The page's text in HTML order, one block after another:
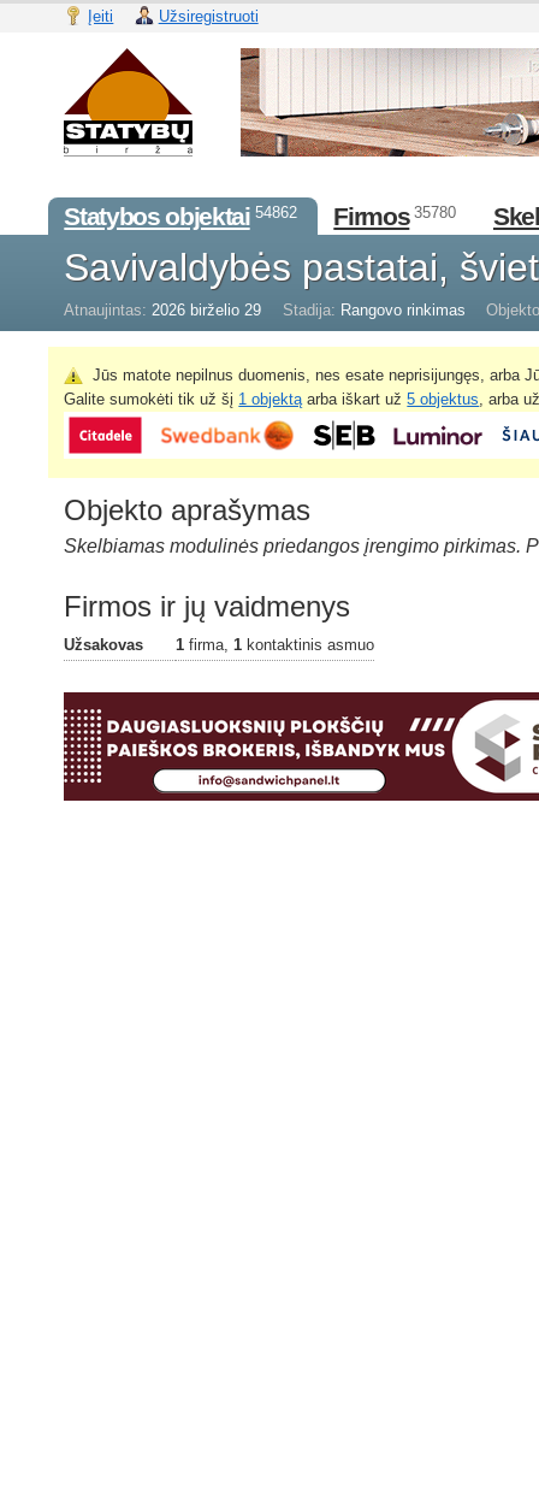
Įeiti Užsiregistruoti
Statybos objektai 54862 Firmos 35780
Savivaldybės pastatai,
Atnaujintas: 2026 birželio 29 Stadija: Rangovo rinkimas
Jūs matote nepilnus duomenis, nes esate neprisijungęs, arba
Galite sumokėti tik už šį 1 objektą arba iškart už5 objektus , arba
Objekto aprašymas
Skelbiamas modulinės priedangos įrengimo pirkimas.
Firmos ir jų vaidmenys
Užsakovas 1 firma, 1 kontaktinis asmuo